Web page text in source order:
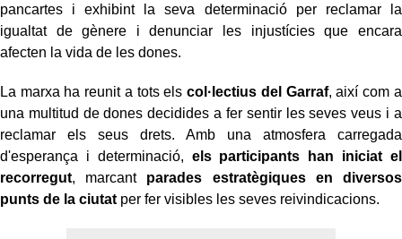
pancartes i exhibint la seva determinació per reclamar la
igualtat de gènere i denunciar les injustícies que encara
afecten la vida de les dones.
La marxa ha reunit a tots elscol·lectius del Garraf, així com a
una multitud de dones decidides a fer sentir les seves veus i a
reclamar els seus drets. Amb una atmosfera carregada
d'esperança i determinació, els participants han iniciat el
recorregut, marcant parades estratègiques en diversos
punts de la ciutat per fer visibles les seves reivindicacions.